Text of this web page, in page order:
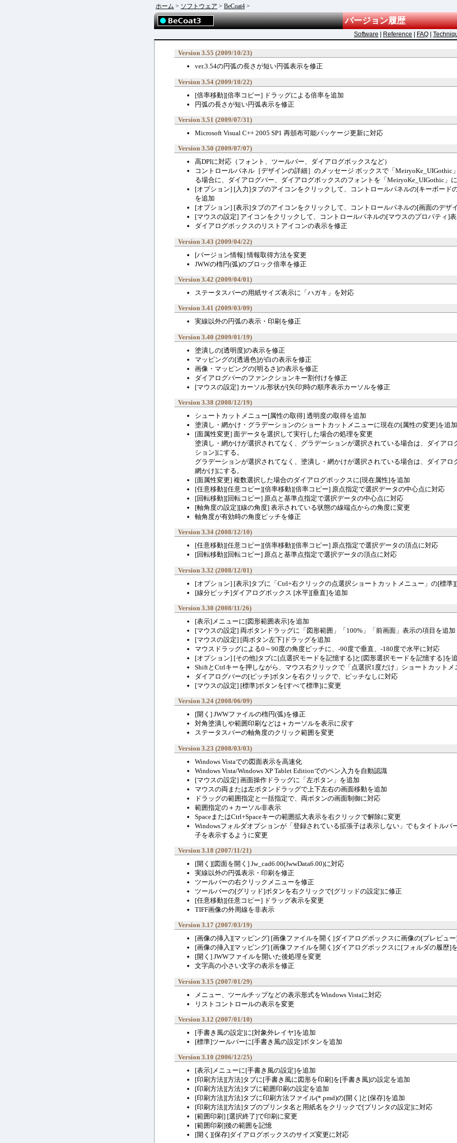
ホーム > ソフトウェア > BeCoat4 >
バージョン履歴
Software Reference FAQ
Version 3.55 (2009/10/23)
ver.3.54の円弧の長さが短い円弧表示を修正
Version 3.54 (2009/10/22)
[倍率移動][倍率コピー] ドラッグによる倍率を追加
円弧の長さが短い円弧表示を修正
Version 3.51 (2009/07/31)
Microsoft Visual C++ 2005 SP1 再頒布可能パッケージ更新に対応
Version 3.50 (2009/07/07)
高DPIに対応（フォント、ツールバー、ダイアログボックスなど）
コントロールパネル［デザインの詳細］のメッセージ ボックスで「MeiryoKe_UIGothic
る場合に、ダイアログバー、ダイアログボックスのフォントを「MeiryoKe_UIGothic」
[オプション] [入力]タブのアイコンをクリックして、コントロールパネルの[キーボード
を追加
[オプション] [表示]タブのアイコンをクリックして、コントロールパネルの[画面のデザ
[マウスの設定] アイコンをクリックして、コントロールパネルの[マウスのプロパティ]
ダイアログボックスのリストアイコンの表示を修正
Version 3.43 (2009/04/22)
[バージョン情報] 情報取得方法を変更
JWWの楕円(弧)のブロック倍率を修正
Version 3.42 (2009/04/01)
ステータスバーの用紙サイズ表示に「ハガキ」を対応
Version 3.41 (2009/03/09)
実線以外の円弧の表示・印刷を修正
Version 3.40 (2009/01/19)
塗潰しの[透明度]の表示を修正
マッピングの[透過色]が白の表示を修正
画像・マッピングの[明るさ]の表示を修正
ダイアログバーのファンクションキー割付けを修正
[マウスの設定] カーソル形状が[矢印]時の順序表示カーソルを修正
Version 3.38 (2008/12/19)
シュートカットメニュー[属性の取得] 透明度の取得を追加
塗潰し・網かけ・グラデーションのショートカットメニューに現在の[属性の変更]を追加
[面属性変更] 面データを選択して実行した場合の処理を変更
塗潰し・網かけが選択されてなく、グラデーションが選択されている場合は、ダイアロ
ション]にする。
グラデーションが選択されてなく、塗潰し・網かけが選択されている場合は、ダイアロ
網かけ]にする。
[面属性変更] 複数選択した場合のダイアログボックスに[現在属性]を追加
[任意移動][任意コピー][倍率移動][倍率コピー] 原点指定で選択データの中心点に対応
[回転移動][回転コピー] 原点と基準点指定で選択データの中心点に対応
[軸角度の設定][線の角度] 表示されている状態の線端点からの角度に変更
軸角度が有効時の角度ピッチを修正
Version 3.34 (2008/12/10)
[任意移動][任意コピー][倍率移動][倍率コピー] 原点指定で選択データの頂点に対応
[回転移動][回転コピー] 原点と基準点指定で選択データの頂点に対応
Version 3.32 (2008/12/01)
[オプション] [表示]タブに「Ctrl+右クリックの点選択ショートカットメニュー」の[標準
[線分ピッチ]ダイアログボックス [水平][垂直]を追加
Version 3.30 (2008/11/26)
[表示]メニューに[図形範囲表示]を追加
[マウスの設定] 両ボタンドラッグに「図形範囲」「100%」「前画面」表示の項目を追加
[マウスの設定] [両ボタン左下]ドラッグを追加
マウスドラッグによる0～90度の角度ピッチに、-90度で垂直、-180度で水平に対応
[オプション] [その他]タブに[点選択モードを記憶する]と[図形選択モードを記憶する]を
ShiftとCtrlキーを押しながら、マウス右クリックで「点選択1度だけ」ショートカットメ
ダイアログバーの[ピッチ]ボタンを右クリックで、ピッチなしに対応
[マウスの設定] [標準]ボタンを[すべて標準]に変更
Version 3.24 (2008/06/09)
[開く] JWWファイルの楕円(弧)を修正
対角塗潰しや範囲印刷などは＋カーソルを表示に戻す
ステータスバーの軸角度のクリック範囲を変更
Version 3.23 (2008/03/03)
Windows Vistaでの図面表示を高速化
Windows Vista/Windows XP Tablet Editionでのペン入力を自動認識
[マウスの設定] 画面操作ドラッグに「左ボタン」を追加
マウスの両または左ボタンドラッグで上下左右の画面移動を追加
ドラッグの範囲指定と一括指定で、両ボタンの画面制御に対応
範囲指定の＋カーソル非表示
SpaceまたはCtrl+Spaceキーの範囲拡大表示を右クリックで解除に変更
Windowsフォルダオプションが「登録されている拡張子は表示しない」でもタイトルバ
子を表示するように変更
Version 3.18 (2007/11/21)
[開く][図面を開く] Jw_cad6.00(JwwData6.00)に対応
実線以外の円弧表示・印刷を修正
ツールバーの右クリックメニューを修正
ツールバーの[グリッド]ボタンを右クリックで[グリッドの設定]に修正
[任意移動][任意コピー] ドラッグ表示を変更
TIFF画像の外周線を非表示
Version 3.17 (2007/03/19)
[画像の挿入][マッピング] [画像ファイルを開く]ダイアログボックスに画像の[プレビュ
[画像の挿入][マッピング] [画像ファイルを開く]ダイアログボックスに[フォルダの履歴]
[開く] JWWファイルを開いた後処理を変更
文字高の小さい文字の表示を修正
Version 3.15 (2007/01/29)
メニュー、ツールチップなどの表示形式をWindows Vistaに対応
リストコントロールの表示を変更
Version 3.12 (2007/01/10)
[手書き風の設定]に[対象外レイヤ]を追加
[標準]ツールバーに[手書き風の設定]ボタンを追加
Version 3.10 (2006/12/25)
[表示]メニューに[手書き風の設定]を追加
[印刷方法][方法]タブに[手書き風に図形を印刷]を[手書き風]の設定を追加
[印刷方法][方法]タブに範囲印刷の設定を追加
[印刷方法][方法]タブに印刷方法ファイル(*.pmd)の[開く]と[保存]を追加
[印刷方法][方法]タブのプリンタ名と用紙名をクリックで[プリンタの設定]に対応
[範囲印刷] [選択終了]で印刷に変更
[範囲印刷]後の範囲を記憶
[開く][保存]ダイアログボックスのサイズ変更に対応